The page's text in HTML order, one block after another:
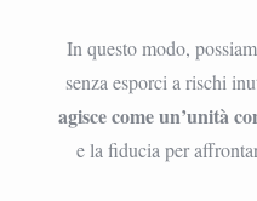
In questo modo,
senza esporci a rischi
agisce come un’unità
e la fiducia per